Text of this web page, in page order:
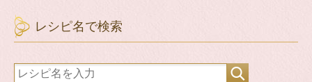
レシピ名で検索